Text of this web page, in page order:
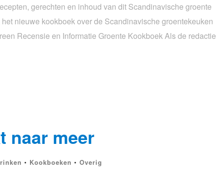
gerechten en inhoud van dit Scandinavische groente
nieuwe kookboek over de Scandinavische groentekeuken
Recensie en Informatie Groente Kookboek Als de redactie
naar meer
• Kookboeken • Overig